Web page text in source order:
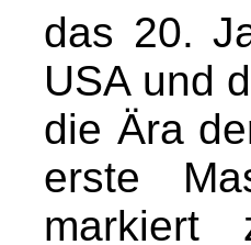
das 20.
USA und
die Ära
erste
markiert